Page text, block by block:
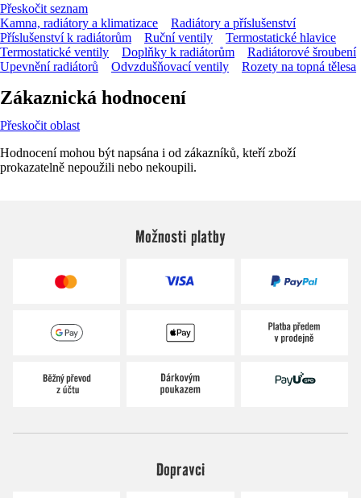
Přeskočit seznam
Kamna, radiátory a klimatizace
Radiátory a příslušenství
Příslušenství k radiátorům
Ruční ventily
Termostatické hlavice
Termostatické ventily
Doplňky k radiátorům
Radiátorové šroubení
Upevnění radiátorů
Odvzdušňovací ventily Rozety na topná tělesa
Zákaznická hodnocení
Přeskočit oblast
Hodnocení mohou být napsána i od zákazníků, kteří zboží
prokazatelně nepoužili nebo nekoupili.
Možnosti platby
Dopravci